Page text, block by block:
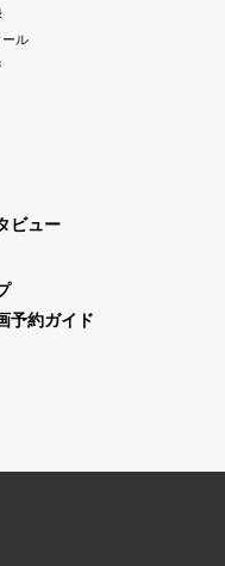
ール
ビュー
予約ガイド